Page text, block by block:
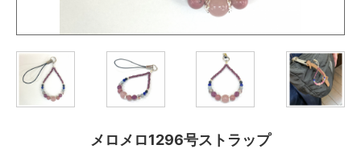
メロメロ1296号ストラップ